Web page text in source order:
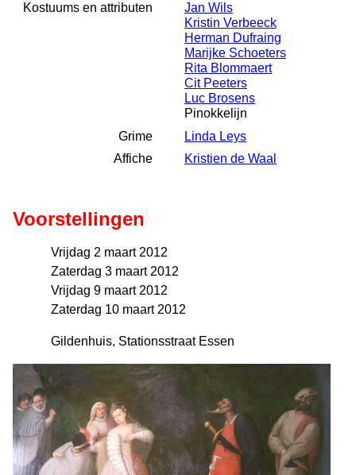
Kostuums en attributen
Jan Wils
Kristin Verbeeck
Herman Dufraing
Marijke Schoeters
Rita Blommaert
Cit Peeters
Luc Brosens
Pinokkelijn
Grime
Linda Leys
Affiche
Kristien de Waal
Voorstellingen
Vrijdag 2 maart 2012
Zaterdag 3 maart 2012
Vrijdag 9 maart 2012
Zaterdag 10 maart 2012
Gildenhuis, Stationsstraat Essen